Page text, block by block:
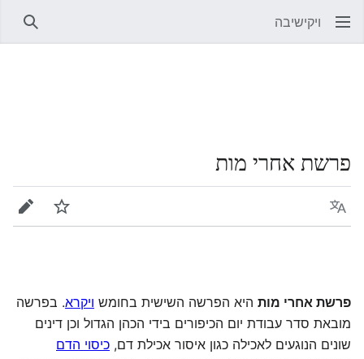
ויקישיבה
פרשת אחרי מות
שפה מעקב
פרשת אחרי מות היא הפרשה השישית בחומש ויקרא. בפרשה
מובאת סדר עבודת יום הכיפורים בידי הכהן הגדול וכן דינים
שונים הנוגעים לאכילה כגון איסור אכילת דם, כיסוי הדם